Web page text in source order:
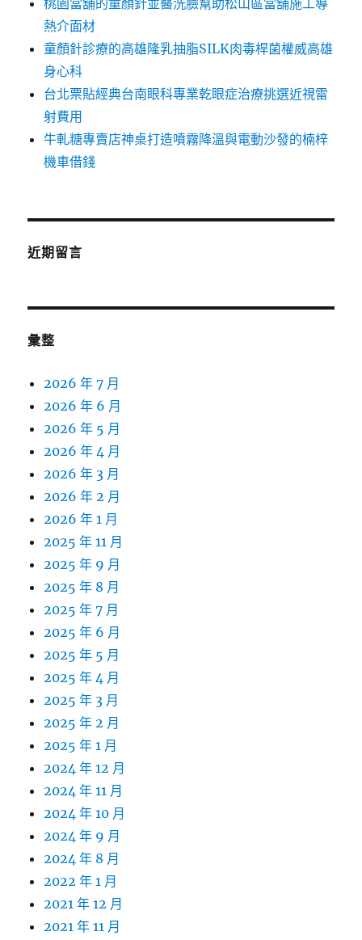
桃園當舖的童顏針並醫洗臉幫助松山區當舖施工導
熱介面材
童顏針診療的高雄隆乳抽脂SILK肉毒桿菌權威高雄
身心科
台北票貼經典台南眼科專業乾眼症治療挑選近視雷
射費用
牛軋糖專賣店神桌打造噴霧降溫與電動沙發的楠梓
機車借錢
近期留言
彙整
2026 年 7 月
2026 年 6 月
2026 年 5 月
2026 年 4 月
2026 年 3 月
2026 年 2 月
2026 年 1 月
2025 年 11 月
2025 年 9 月
2025 年 8 月
2025 年 7 月
2025 年 6 月
2025 年 5 月
2025 年 4 月
2025 年 3 月
2025 年 2 月
2025 年 1 月
2024 年 12 月
2024 年 11 月
2024 年 10 月
2024 年 9 月
2024 年 8 月
2022 年 1 月
2021 年 12 月
2021 年 11 月